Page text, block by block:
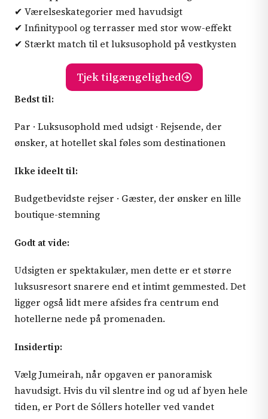
✔ Værelseskategorier med havudsigt
✔ Infinitypool og terrasser med stor wow-effekt
✔ Stærkt match til et luksusophold på vestkysten
Tjek tilgængelighed
Bedst til:
Par · Luksusophold med udsigt · Rejsende, der
ønsker, at hotellet skal føles som destinationen
Ikke ideelt til:
Budgetbevidste rejser · Gæster, der ønsker en lille
boutique-stemning
Godt at vide:
Udsigten er spektakulær, men dette er et større
luksusresort snarere end et intimt gemmested. Det
ligger også lidt mere afsides fra centrum end
hotellerne nede på promenaden.
Insidertip:
Vælg Jumeirah, når opgaven er panoramisk
havudsigt. Hvis du vil slentre ind og ud af byen hele
tiden, er Port de Sóllers hoteller ved vandet